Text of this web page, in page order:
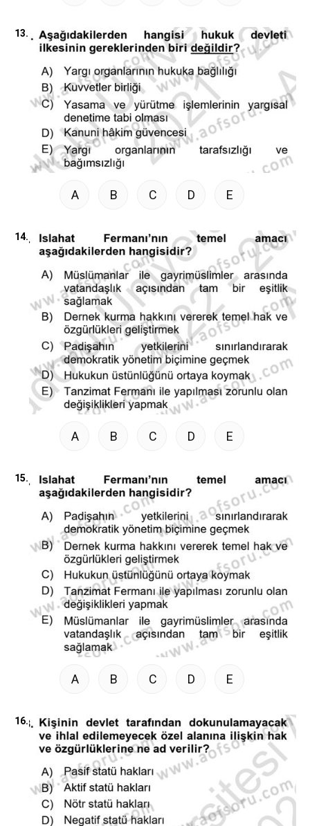
13.
A B C D E
14.
A B C D E
15.
A B C D E
16.